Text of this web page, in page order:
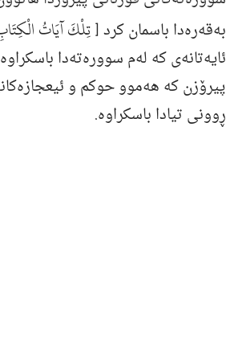
به‌قه‌ره‌دا باسمان كرد [تِلْكَ آيَاتُ
ئایه‌تانه‌ی كه‌ له‌م سووره‌ته‌دا
پیرۆزن كه‌ هه‌موو حوكم و
ڕوونی تیادا باسكراوه‌.